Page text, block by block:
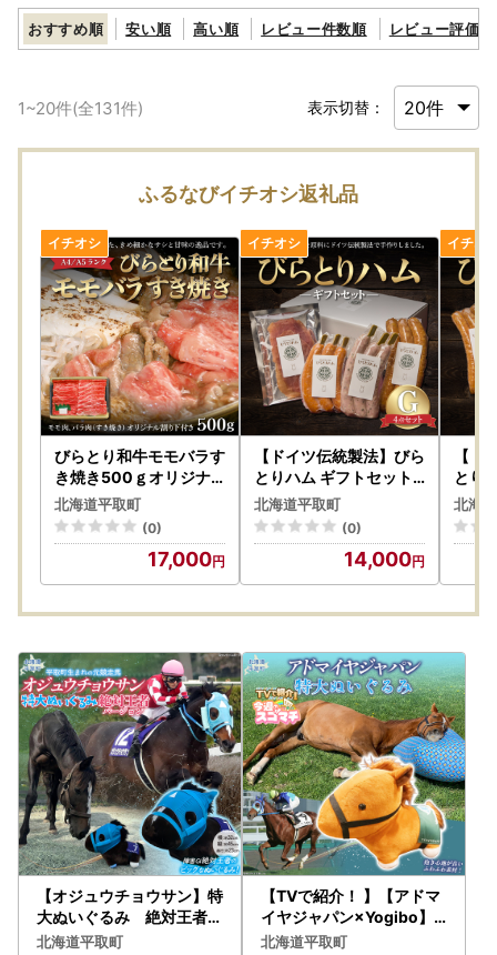
177,000円 ななつぼし 10kg×6回定期便
おすすめ順 安い順 高い順 レビュー件数順 レビュー評価順
1~20件(全131件) 表示切替：
ふるなびイチオシ返礼品
びらとり和牛モモバラす
き焼き500ｇオリジナ
ル割り下付き BRTB010
北海道平取町
(0)
17,000
【ドイツ伝統製法】びら
とりハム ギフトセットG
BRTG007
北海道平取町
(0)
14,000
【ド
とり
北海
【オジュウチョウサン】特
大ぬいぐるみ 絶対王者バ
ージョン BRTV007
北海道平取町
【TVで紹介！ 】【アドマ
イヤジャパン×Yogibo】
特大ぬいぐるみ BRTV044
北海道平取町